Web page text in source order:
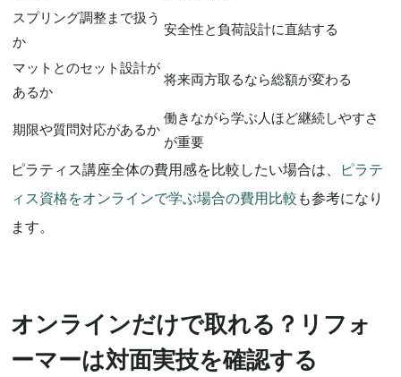
スプリング調整まで扱う
か
安全性と負荷設計に直結する
マットとのセット設計が
あるか
将来両方取るなら総額が変わる
期限や質問対応があるか
働きながら学ぶ人ほど継続しやすさ
が重要
ピラティス講座全体の費用感を比較したい場合は、
ピラテ
ィス資格をオンラインで学ぶ場合の費用比較 も参考になり
ます。
オンラインだけで取れる？リフォ
ーマーは対面実技を確認する